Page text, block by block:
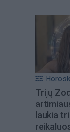
Trijų
laukia